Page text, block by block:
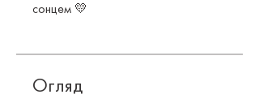
Огляд